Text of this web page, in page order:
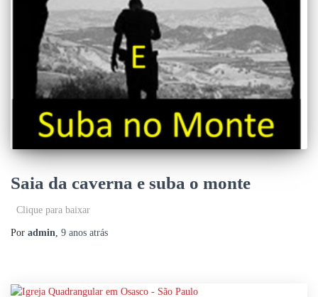
Saia da caverna e suba o monte
Clique para baixar
Por admin 9 anos atrás